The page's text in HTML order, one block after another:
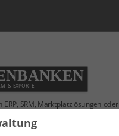
& EXPORTE
ERP, SRM, Marktplatzlösungen oder
Rechnungsprüfungsapplikationen
unterschiedlichsten Arten von